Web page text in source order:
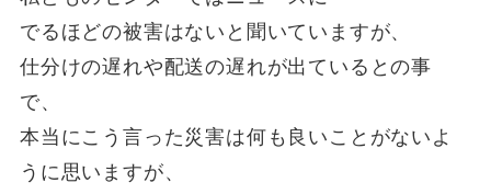
でるほどの被害はないと聞いていますが、
仕分けの遅れや配送の遅れが出ているとの事
で、
本当にこう言った災害は何も良いことがないよ
うに思いますが、